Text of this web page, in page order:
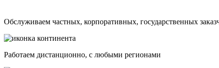
Обслуживаем частных, корпоративных, государственных
Работаем дистанционно, с любыми регионами